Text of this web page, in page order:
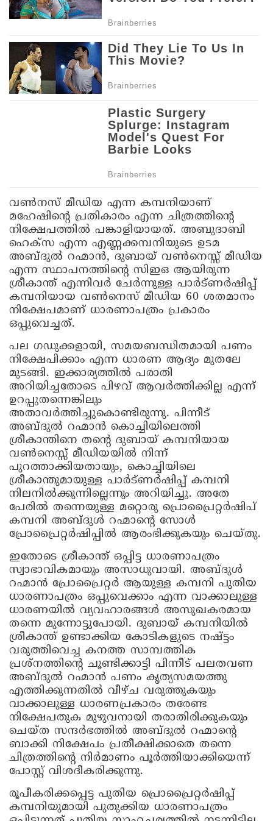
വണ്‍നസ് മീഡിയ എന്ന കമ്പനിയാണ്
മഹേഷിന്റെ പ്രതികാരം എന്ന ചിത്രത്തിന്റെ
നിക്ഷേപത്തില്‍ പങ്കാളിയായത്. അബുദാബി
ഹെക്‌സ എന്ന എണ്ണക്കമ്പനിയുടെ ഉടമ
അബ്ദുല്‍ റഹ്മാന്‍, ദുബായ് വണ്‍നെസ്സ് മീഡിയ
എന്ന സ്ഥാപനത്തിന്റെ സിഇഒ ആയിരുന്ന
ശ്രീകാന്ത് എന്നിവര്‍ ചേര്‍ന്നുള്ള പാര്‍ട്ണര്‍ഷിപ്പ്
കമ്പനിയായ വണ്‍നെസ് മീഡിയ 60 ശതമാനം
നിക്ഷേപമാണ് ധാരണാപത്രം പ്രകാരം
ഒപ്പുവെച്ചത്.
പല ഗഡുക്കളായി, സമയബന്ധിതമായി പണം
നിക്ഷേപിക്കാം എന്ന ധാരണ ആദ്യം മുതലേ
മുടങ്ങി. ഇക്കാര്യത്തില്‍ പരാതി
അറിയിച്ചതോടെ പിഴവ് ആവര്‍ത്തിക്കില്ല എന്ന്
ഉറപ്പുതന്നെങ്കിലും
അതാവര്‍ത്തിച്ചുകൊണ്ടിരുന്നു. പിന്നീട്
അബ്ദുല്‍ റഹ്മാന്‍ കൊച്ചിയിലെത്തി
ശ്രീകാന്തിനെ തന്റെ ദുബായ് കമ്പനിയായ
വണ്‍നെസ്സ് മീഡിയയില്‍ നിന്ന്
പുറത്താക്കിയതായും, കൊച്ചിയിലെ
ശ്രീകാന്തുമായുള്ള പാര്‍ട്ണര്‍ഷിപ്പ് കമ്പനി
നിലനില്‍ക്കുന്നില്ലെന്നും അറിയിച്ചു. അതേ
പേരില്‍ തന്നെയുള്ള മറ്റൊരു പ്രൊപ്രൈറ്റര്‍ഷിപ്
കമ്പനി അബ്ദുള്‍ റഹ്മാന്റെ സോള്‍
പ്രോപ്രൈറ്റര്‍ഷിപ്പില്‍ ആരംഭിക്കുകയും ചെയ്തു.
ഇതോടെ ശ്രീകാന്ത് ഒപ്പിട്ട ധാരണാപത്രം
സ്വാഭാവികമായും അസാധുവായി. അബ്ദുള്‍
റഹ്മാന്‍ പ്രോപ്രൈറ്റര്‍ ആയുള്ള കമ്പനി പുതിയ
ധാരണാപത്രം ഒപ്പുവെക്കാം എന്ന വാക്കാലുള്ള
ധാരണയില്‍ വ്യവഹാരങ്ങള്‍ അസുഖകരമായ
തന്നെ മുന്നോട്ടുപോയി. ദുബായ് കമ്പനിയില്‍
ശ്രീകാന്ത് ഉണ്ടാക്കിയ കോടികളുടെ നഷ്ട്ടം
വരുത്തിവെച്ച കനത്ത സാമ്പത്തിക
പ്രശ്‌നത്തിന്റെ ചൂണ്ടിക്കാട്ടി പിന്നീട് പലതവണ
അബ്ദുല്‍ റഹ്മാന്‍ പണം കൃത്യസമയത്തു
എത്തിക്കുന്നതില്‍ വീഴ്ച വരുത്തുകയും
വാക്കാലുള്ള ധാരണപ്രകാരം തരേണ്ട
നിക്ഷേപതുക മുഴുവനായി തരാതിരിക്കുകയും
ചെയ്ത സന്ദര്‍ഭത്തില്‍ അബ്ദുല്‍ റഹ്മാന്റെ
ബാക്കി നിക്ഷേപം പ്രതീക്ഷിക്കാതെ തന്നെ
ചിത്രത്തിന്റെ നിര്‍മാണം പൂര്‍ത്തിയാക്കിയെന്ന്
പോസ്റ്റ് വിശദീകരിക്കുന്നു.
രൂപീകരിക്കപ്പെട്ട പുതിയ പ്രൊപ്രൈറ്റര്‍ഷിപ്പ്
കമ്പനിയുമായി പുതുക്കിയ ധാരണാപത്രം